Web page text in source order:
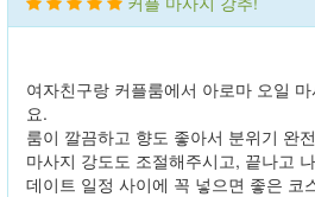
여자친구랑 커플룸에서 아로마 오일
요.
룸이 깔끔하고 향도 좋아서 분위기 완
마사지 강도도 조절해주시고, 끝나고
데이트 일정 사이에 꼭 넣으면 좋은 코